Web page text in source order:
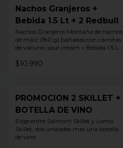
Nachos Granjeros +
Bebida 1.5 Lt + 2 Redbull
Nachos Granjeros Montaña de nachos
de maíz (180 g) bañadas con carnitas
de vacuno, sour cream + Bebida 1.5 LT
$10.990
PROMOCION 2 SKILLET +
BOTELLA DE VINO
Elige entre Salmom Skillet y Lomo
Skillet, dos unidades mas una botella
de vino